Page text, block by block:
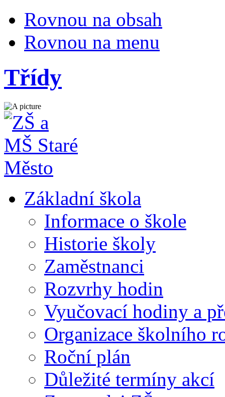
Rovnou na obsah
Rovnou na menu
Třídy
Základní škola
Informace o škole
Historie školy
Zaměstnanci
Rozvrhy hodin
Vyučovací hodiny a
Organizace školního
Roční plán
Důležité termíny akcí